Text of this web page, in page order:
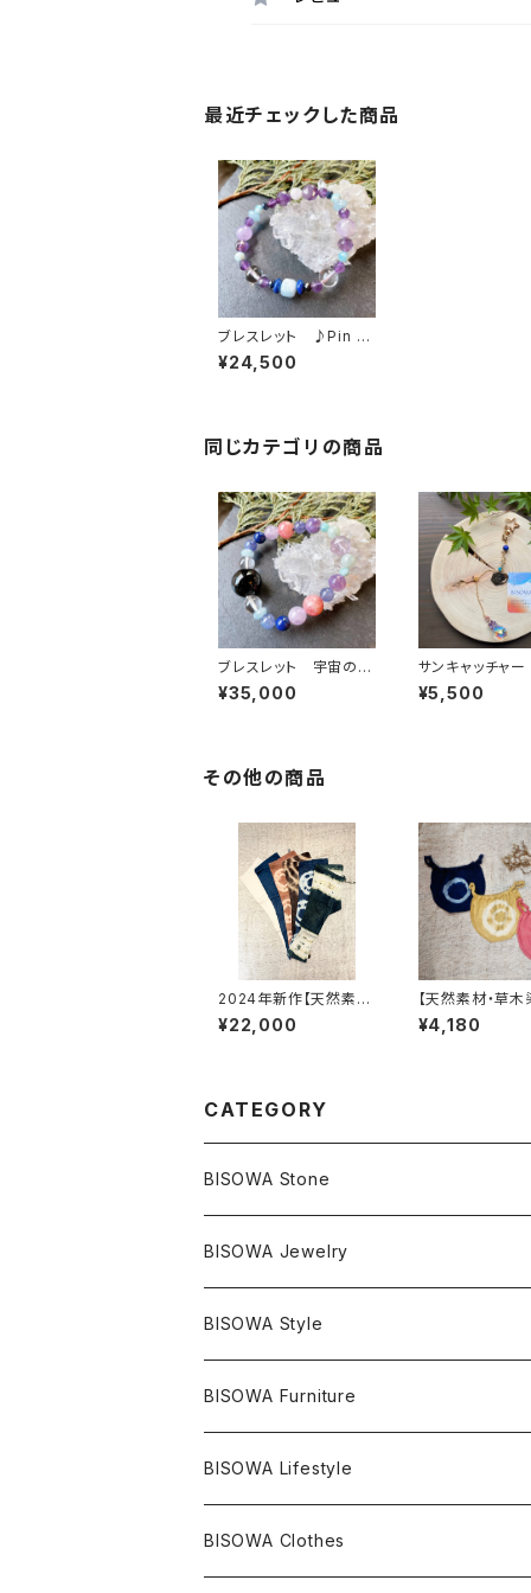
最近チェックした商品
ブレスレット ♪Pin と
ワクワクとクリエーショ
ン＊
¥24,500
同じカテゴリの商品
ブレスレット 宇宙の果
実タチとアソボウ
¥35,000
サンキャッチャ
ボシとアソブ唄
¥5,500
その他の商品
2024年新作【天然素
材・草木染め】Noragi
pants ヘンプコットン
¥22,000
【天然素材・草木
ふんどしパンツ
コットン
¥4,180
CATEGORY
BISOWA Stone
マスタークリスタル / 水晶
エレスチャル
ライトニング
石の種類別
アメジスト
アクアマリン
産地別
ヒマラヤ
ブラジル
BISOWA Jewelry
ネックレス／ペンダント
宇佐美聖子
絹麻 ~kenma~
ピアス
宇佐美聖子
Others
ブレスレット
宇佐美聖子
リング
BISOWA Style
ONE PIECE
ヘンプ
オーガニックコットン
PANTS
ヘンプ
T-SHIRT
BISOWA Furniture
のるすく
BISOWA Lifestyle
Music
BISOWA Clothes